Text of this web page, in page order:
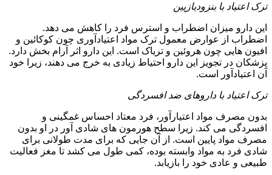
ترک اعتیاد با بنزودیازپین
این دارو میزان اضطراب و استرس فرد را کاهش می دهد.
اضطراب از عوارض معمول ترک مواد اعتیادآوری چون کوکائین و
افیون هایی چون هروئین و تریاک است. این دارو اثر آرام بخش دارد.
پزشکان در تجویز این دارو احتیاط زیادی به خرج می دهند، زیرا خود
آن اعتیادآور است.
ترک اعتیاد با داروهای ضد افسردگی
بدون مصرف مواد اعتیارآور، فرد معتاد احساس غمگینی و
افسردگی می کند. زیرا سطح هورمون های شادی آور در او بدون
مصرف مواد پایین است. از آن جایی که برای مدت طولانی برای
شادی فرد به مواد وابسته بوده، کمی طول می کشد تا مغز فعالیت
طبیعی و عادی خود را بازیابد.